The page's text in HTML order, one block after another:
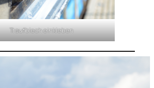
Traufblech einkleben